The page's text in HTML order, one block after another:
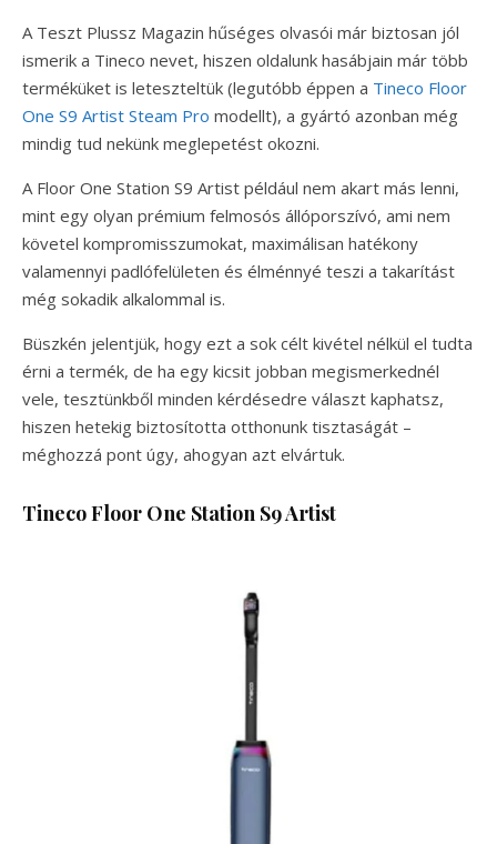
A Teszt Plussz Magazin hűséges olvasói már biztosan jól
ismerik a Tineco nevet, hiszen oldalunk hasábjain már több
terméküket is leteszteltük (legutóbb éppen a Tineco Floor
One S9 Artist Steam Pro modellt), a gyártó azonban még
mindig tud nekünk meglepetést okozni.
A Floor One Station S9 Artist például nem akart más lenni,
mint egy olyan prémium felmosós állóporszívó, ami nem
követel kompromisszumokat, maximálisan hatékony
valamennyi padlófelületen és élménnyé teszi a takarítást
még sokadik alkalommal is.
Büszkén jelentjük, hogy ezt a sok célt kivétel nélkül el tudta
érni a termék, de ha egy kicsit jobban megismerkednél
vele, tesztünkből minden kérdésedre választ kaphatsz,
hiszen hetekig biztosította otthonunk tisztaságát –
méghozzá pont úgy, ahogyan azt elvártuk.
Tineco Floor One Station S9 Artist